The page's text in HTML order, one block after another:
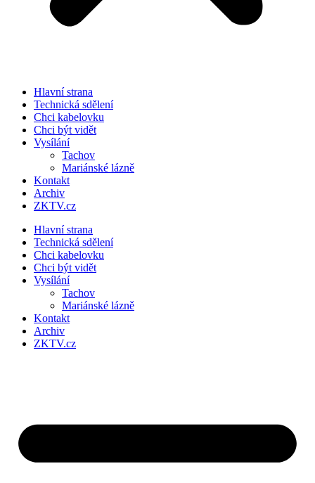
Hlavní strana
Technická sdělení
Chci kabelovku
Chci být vidět
Vysílání
Tachov
Mariánské lázně
Kontakt
Archiv
ZKTV.cz
Hlavní strana
Technická sdělení
Chci kabelovku
Chci být vidět
Vysílání
Tachov
Mariánské lázně
Kontakt
Archiv
ZKTV.cz